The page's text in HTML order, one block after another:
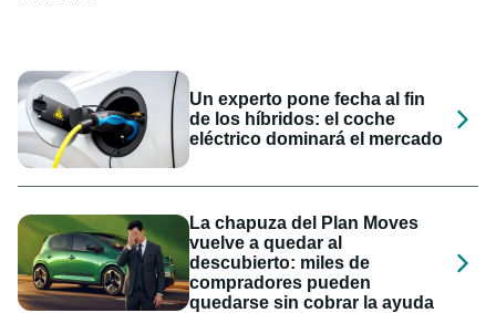
Un experto pone fecha al fin
de los híbridos: el coche
eléctrico dominará el mercado
La chapuza del Plan Moves
vuelve a quedar al
descubierto: miles de
compradores pueden
quedarse sin cobrar la ayuda